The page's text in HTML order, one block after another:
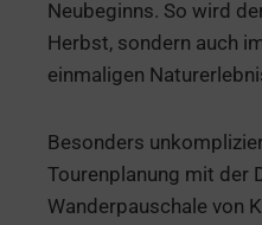
Neubeginns. So wird
Herbst, sondern auch
einmaligen
Besonders
Tourenplanung mit der
Wanderpauschale von